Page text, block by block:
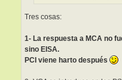
Tres cosas:
1- La respuesta a MCA no
sino EISA.
PCI viene harto después